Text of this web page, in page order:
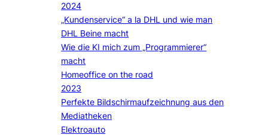
2024
„Kundenservice“ a la DHL und wie man
DHL Beine macht
Wie die KI mich zum „Programmierer“
macht
Homeoffice on the road
2023
Perfekte Bildschirmaufzeichnung aus den
Mediatheken
Elektroauto